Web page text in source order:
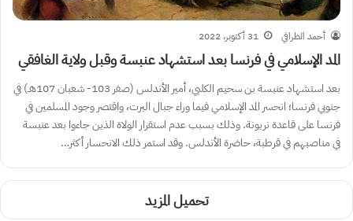
أحمد الظرافي 31 أكتوبر، 2022
المد الإسلامي في فرنسا بعد استشهاد عنبسة وقبل ولاية الغافقي
بعد استشهاد عنبسة بن سحيم الكلبي، أمير الأندلس (صفر 103- شعبان 107هـ) في
جنوبي فرنسا؛ انحسر المد الإسلامي فيما وراء جبال البرت، واقتصر وجود المسلمين في
فرنسا على قاعدة نربونة. وذلك بسبب عدم استقرار الولاة الذين جاءوا بعد عنبسة
في مناصبهم في قرطبة، حاضرة الأندلس. وقد استمر ذلك الانحسار أكثر…
تحميل المزيد